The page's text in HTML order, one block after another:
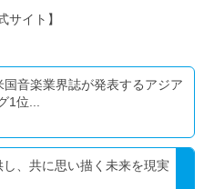
サイト】
国音楽業界誌が発表するアジア
1位...
、共に思い描く未来を現実